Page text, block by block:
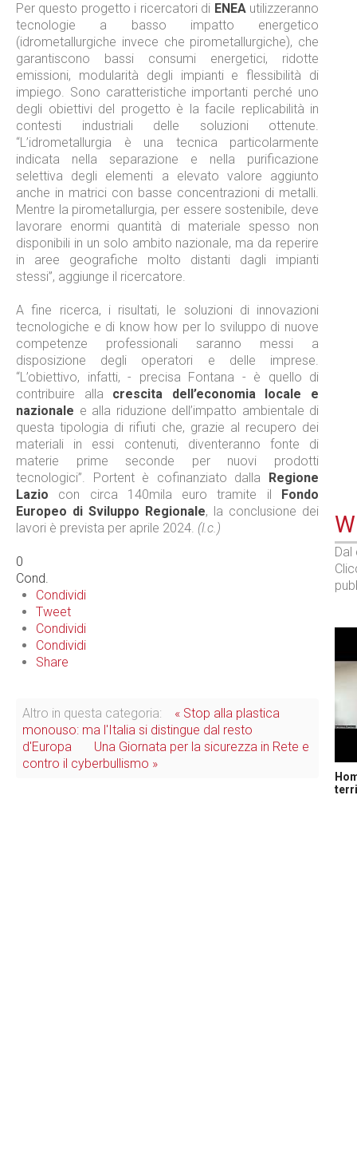
Per questo progetto i ricercatori di ENEAutilizzeranno
tecnologie a basso impatto energetico
(idrometallurgiche invece che pirometallurgiche), che
garantiscono bassi consumi energetici, ridotte
emissioni, modularità degli impianti e flessibilità di
impiego. Sono caratteristiche importanti perché uno
degli obiettivi del progetto è la facile replicabilità in
contesti industriali delle soluzioni ottenute.
“L’idrometallurgia è una tecnica particolarmente
indicata nella separazione e nella purificazione
selettiva degli elementi a elevato valore aggiunto
anche in matrici con basse concentrazioni di metalli.
Mentre la pirometallurgia, per essere sostenibile, deve
lavorare enormi quantità di materiale spesso non
disponibili in un solo ambito nazionale, ma da reperire
in aree geografiche molto distanti dagli impianti
stessi”, aggiunge il ricercatore.
A fine ricerca, i risultati, le soluzioni di innovazioni
tecnologiche e di know how per lo sviluppo di nuove
competenze professionali saranno messi a
disposizione degli operatori e delle imprese.
“L’obiettivo, infatti, - precisa Fontana - è quello di
contribuire alla crescita dell’economia locale e
nazionale e alla riduzione dell’impatto ambientale di
questa tipologia di rifiuti che, grazie al recupero dei
materiali in essi contenuti, diventeranno fonte di
materie prime seconde per nuovi prodotti
tecnologici”. Portent è cofinanziato dalla
Regione
Lazio con circa 140mila euro tramite il
Fondo
Europeo di Sviluppo Regionale, la conclusione dei
lavori è prevista per aprile 2024. (l.c.)
0
Cond.
Condividi
Tweet
Condividi
Condividi
Share
Altro in questa categoria:
« Stop alla plastica
monouso: ma l'Italia si distingue dal resto
d'Europa
Una Giornata per la sicurezza in Rete e
contro il cyberbullismo »